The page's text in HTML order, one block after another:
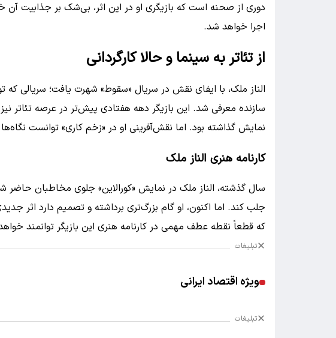
دوری از صحنه است که بازیگری او در این اثر، بی‌شک بر جذابیت آن
اجرا خواهد شد.
از تئاتر به سینما و حالا کارگردانی
الناز ملک، با ایفای نقش در سریال «سقوط» شهرت یافت؛ سریالی
سازنده معرفی شد. این بازیگر دهه هفتادی پیش‌تر در عرصه تئاتر
نمایش گذاشته بود. اما نقش‌آفرینی او در «زخم کاری» توانست
کارنامه هنری الناز ملک
سال گذشته، الناز ملک در نمایش «کورالاین» جلوی مخاطبان حاضر
جلب کند. اما اکنون، او گام بزرگ‌تری برداشته و تصمیم دارد اثر
که قطعاً نقطه عطف مهمی در کارنامه هنری این بازیگر توانمند
تبلیغات
ویژه اقتصاد ایرانی
تبلیغات